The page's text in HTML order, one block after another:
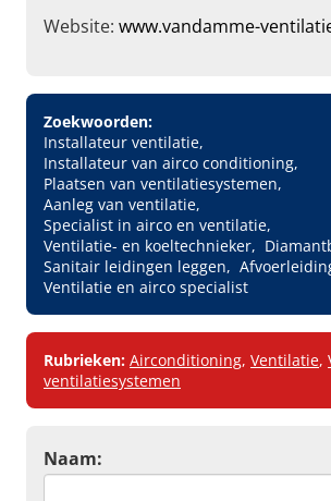
Website: www.vandamme-
Zoekwoorden:
Installateur ventilatie
Installateur van airco conditioning
Plaatsen van ventilatiesystemen
Aanleg van ventilatie
Specialist in airco en ventilatie
Ventilatie- en koeltechnieker
Sanitair leidingen leggen
Ventilatie en airco specialist
Rubrieken: Airconditioning, Ventilatie,
ventilatiesystemen
Naam: